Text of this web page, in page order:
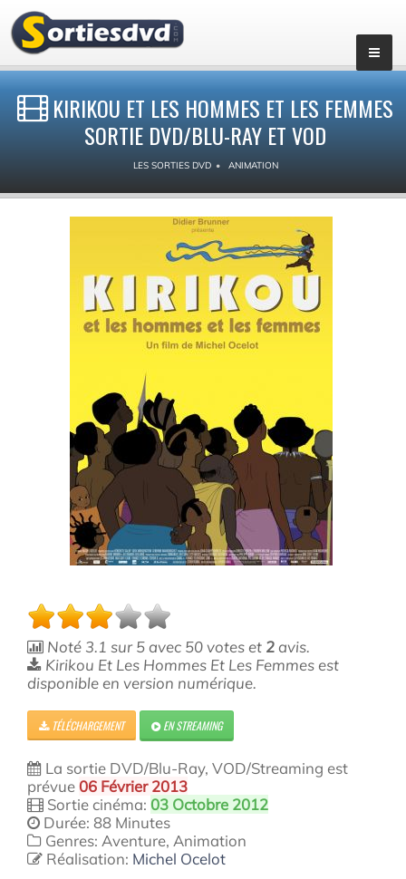
KIRIKOU ET LES HOMMES ET LES FEMMES
SORTIE DVD/BLU-RAY ET VOD
LES SORTIES DVD ANIMATION
Noté 3.1 sur5 avec 50votes et 2 avis.
Kirikou Et Les Hommes Et Les Femmes est
disponible en version numérique.
TÉLÉCHARGEMENT EN STREAMING
La sortie DVD/Blu-Ray, VOD/Streaming est
prévue06 Février 2013
Sortie cinéma: 03 Octobre 2012
Durée: 88 Minutes
Genres: Aventure, Animation
Réalisation: Michel Ocelot